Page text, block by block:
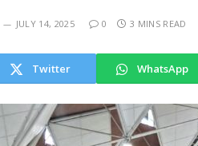
JULY 14, 2025 0 3 MINS READ
Twitter WhatsApp